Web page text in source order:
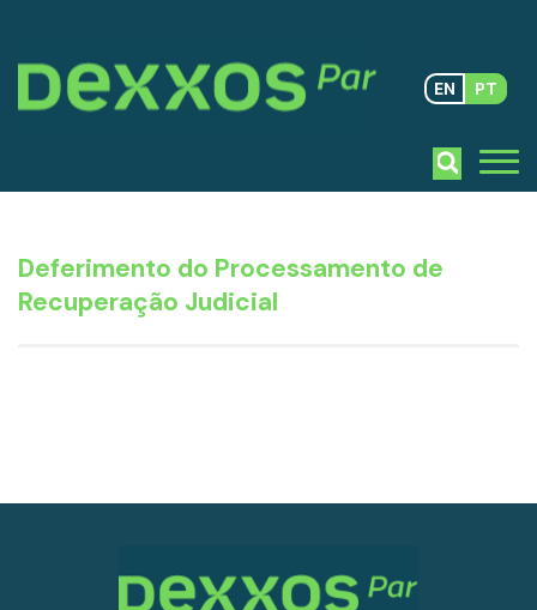
EN PT
Deferimento do Processamento de
Recuperação Judicial